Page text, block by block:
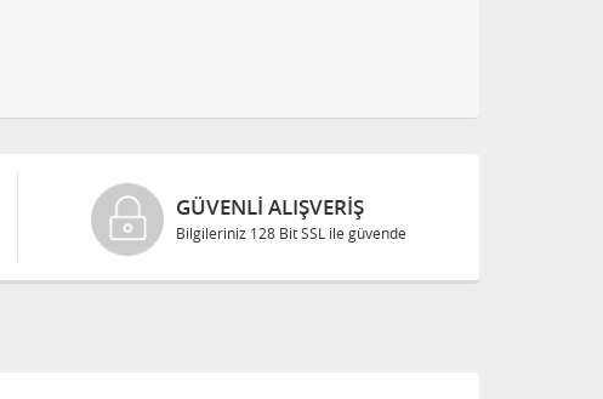
GÜVENLI ALIŞVERIŞ
Bilgileriniz 128 Bit SSL ile güvende